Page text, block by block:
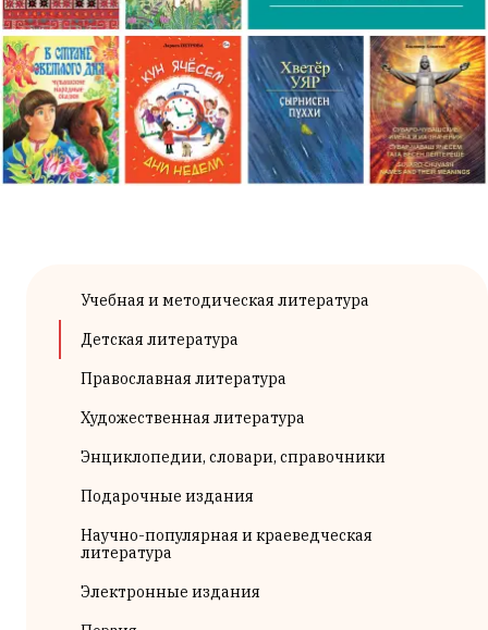
Учебная и методическая литература
Детская литература
Православная литература
Художественная литература
Энциклопедии, словари, справочники
Подарочные издания
Научно-популярная и краеведческая
литература
Электронные издания